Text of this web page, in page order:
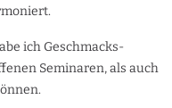
ich Geschmacks-
Seminaren, als auch